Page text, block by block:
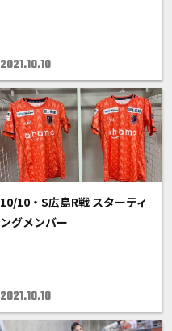
2021.10.10
10/10・S広島R戦 スターティ
ングメンバー
2021.10.10